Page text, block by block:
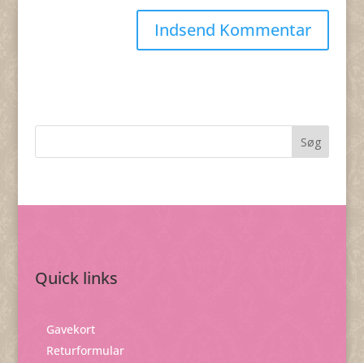
Quick links
Gavekort
Returformular